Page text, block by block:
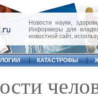
Новости науки,
Информеры для
новостной сайт,
КАТАСТРОФЫ